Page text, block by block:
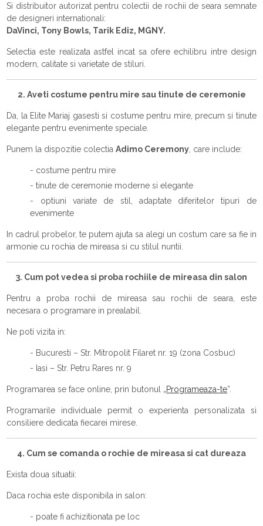
Si distribuitor autorizat pentru colectii de rochii de seara semnate
de designeri internationali:
DaVinci, Tony Bowls, Tarik Ediz, MGNY.
Selectia este realizata astfel incat sa ofere echilibru intre design
modern, calitate si varietate de stiluri.
2. Aveti costume pentru mire sau tinute de ceremonie
Da, la Elite Mariaj gasesti si costume pentru mire, precum si tinute
elegante pentru evenimente speciale.
Punem la dispozitie colectiaAdimo Ceremony , care include:
- costume pentru mire
- tinute de ceremonie moderne si elegante
- optiuni variate de stil, adaptate diferitelor tipuri de
evenimente
In cadrul probelor, te putem ajuta sa alegi un costum care sa fie in
armonie cu rochia de mireasa si cu stilul nuntii.
3. Cum pot vedea si proba rochiile de mireasa din salon
Pentru a proba rochii de mireasa sau rochii de seara, este
necesara o programare in prealabil.
Ne poti vizita in:
- Bucuresti – Str. Mitropolit Filaret nr. 19 (zona Cosbuc)
- Iasi – Str. Petru Rares nr. 9
Programarea se face online, prin butonul „Programeaza-te”.
Programarile individuale permit o experienta personalizata si
consiliere dedicata fiecarei mirese.
4. Cum se comanda o rochie de mireasa si cat dureaza
Exista doua situatii:
Daca rochia este disponibila in salon:
- poate fi achizitionata pe loc